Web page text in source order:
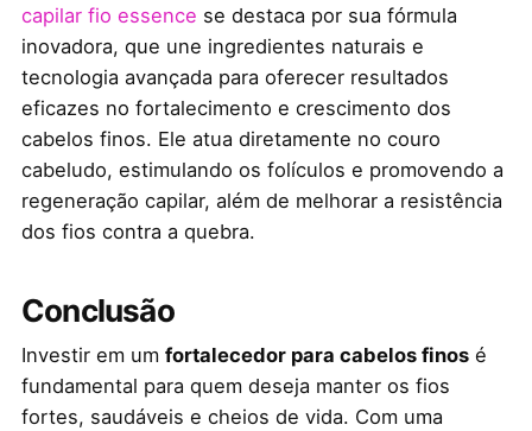
capilar fio essence se destaca por sua fórmula
inovadora, que une ingredientes naturais e
tecnologia avançada para oferecer resultados
eficazes no fortalecimento e crescimento dos
cabelos finos. Ele atua diretamente no couro
cabeludo, estimulando os folículos e promovendo a
regeneração capilar, além de melhorar a resistência
dos fios contra a quebra.
Conclusão
Investir em um fortalecedor para cabelos finosé
fundamental para quem deseja manter os fios
fortes, saudáveis e cheios de vida. Com uma